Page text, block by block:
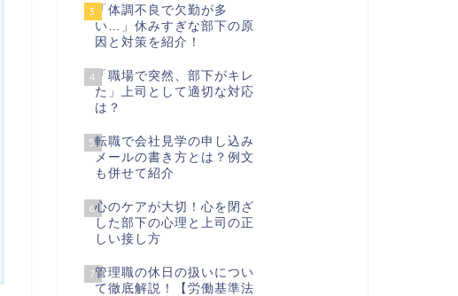
3 「体調不良で欠勤が多
い…」休みすぎな部下の原
因と対策を紹介！
4「職場で突然、部下がキレ
た」上司として適切な対応
は？
5転職で会社見学の申し込み
メールの書き方とは？例文
も併せて紹介
6心のケアが大切！心を閉ざ
した部下の心理と上司の正
しい接し方
7管理職の休日の扱いについ
て徹底解説！【労働基準法